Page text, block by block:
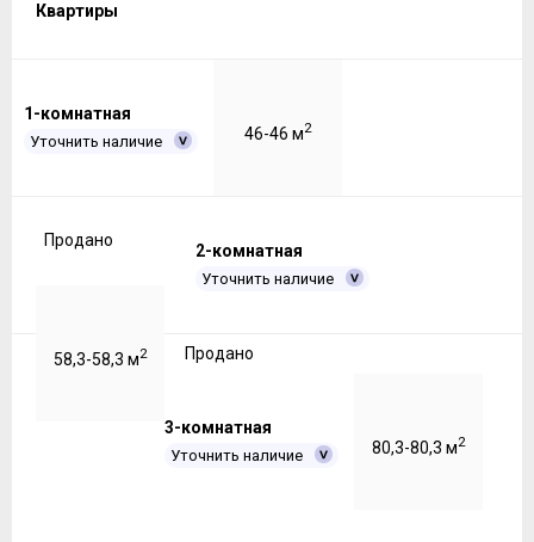
Квартиры
1-комнатная
Уточнить наличие 46-46 м2
Продано
2-комнатная
Уточнить наличие
58,3-58,3 м2 Продано
3-комнатная
Уточнить наличие 80,3-80,3 м2